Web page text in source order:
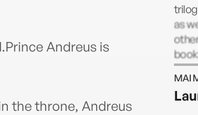
Andreus is
the throne, Andreus
as
MAI